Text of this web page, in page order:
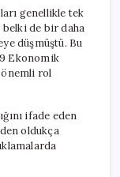
genellikle tek
belki de bir daha
düşmüştü. Bu
Ekonomik
önemli rol
ifade eden
oldukça